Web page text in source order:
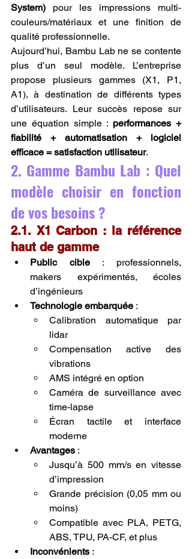
System) pour les impressions multi-
couleurs/matériaux et une finition de
qualité professionnelle.
Aujourd’hui, Bambu Lab ne se contente
plus d’un seul modèle. L’entreprise
propose plusieurs gammes (X1, P1,
A1), à destination de différents types
d’utilisateurs. Leur succès repose sur
une équation simple : performances +
fiabilité + automatisation + logiciel
efficace = satisfaction utilisateur.
2. Gamme Bambu Lab : Quel
modèle choisir en fonction
de vos besoins ?
2.1. X1 Carbon : la référence
haut de gamme
Public cible : professionnels,
makers expérimentés, écoles
d’ingénieurs
Technologie embarquée :
Calibration automatique par
lidar
Compensation active des
vibrations
AMS intégré en option
Caméra de surveillance avec
time-lapse
Écran tactile et interface
moderne
Avantages :
Jusqu’à 500 mm/s en vitesse
d’impression
Grande précision (0,05 mm ou
moins)
Compatible avec PLA, PETG,
ABS, TPU, PA-CF, et plus
Inconvénients :